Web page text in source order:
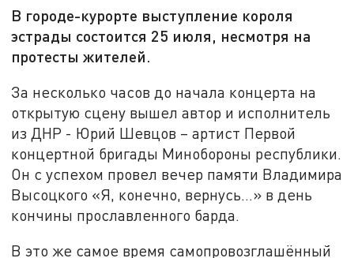
В городе-курорте выступление короля
эстрады состоится 25 июля, несмотря на
протесты жителей.
За несколько часов до начала концерта на
открытую сцену вышел автор и исполнитель
из ДНР - Юрий Шевцов – артист Первой
концертной бригады Минобороны республики.
Он с успехом провел вечер памяти Владимира
Высоцкого «Я, конечно, вернусь…» в день
кончины прославленного барда.
В это же самое время самопровозглашённый